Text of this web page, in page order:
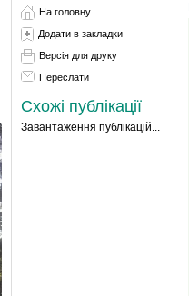
На головну
Додати в закладки
Версія для друку
Переслати
Схожі публікації
Завантаження публікацій...